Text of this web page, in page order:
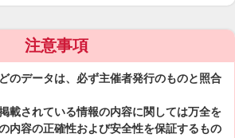
注意事項
のデータは、必ず主催者発行のものと照合
載されている情報の内容に関しては万全を
内容の正確性および安全性を保証するもの